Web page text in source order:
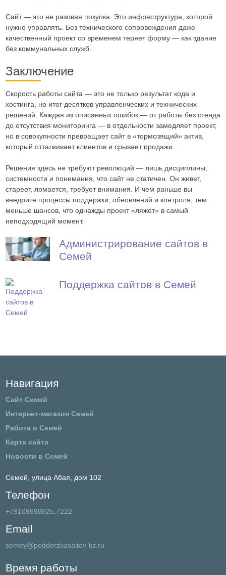
Сайт — это не разовая покупка. Это инфраструктура, которой
нужно управлять. Без технического сопровождения даже
качественный проект со временем теряет форму — как здание
без коммунальных служб.
Заключение
Скорость работы сайта — это не только результат кода и
хостинга, но итог десятков управленческих и технических
решений. Каждая из описанных ошибок — от работы без стенда
до отсутствия мониторинга — в отдельности замедляет проект,
но в совокупности превращает сайт в «тормозящий» актив,
который отталкивает клиентов и срывает продажи.
Решения здесь не требуют революций — лишь дисциплины,
системности и понимания, что сайт не статичен. Он живет,
стареет, ломается, требует внимания. И чем раньше вы
внедрите процессы поддержки, обновлений и контроля, тем
меньше шансов, что однажды проект «ляжет» в самый
неподходящий момент.
Администрирование сайтов в
Семей
Поддержка сайтов в Семей
Навигация
Сайт Семей
Интернет-магазин Семей
Работа в Семей
Карта сайта
Новости в Семей
Семей, улица Абая, дом 102
Телефон
+79109698625,7222
Email
semey@podderzkasaitov-kz.ru
Время работы